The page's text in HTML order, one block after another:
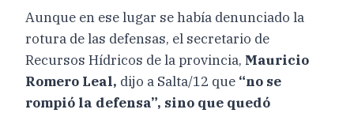
Aunque en ese lugar se había denunciado la
rotura de las defensas, el secretario de
Recursos Hídricos de la provincia, Mauricio
Romero Leal, dijo a Salta/12 que “no se
rompió la defensa”, sino que quedó